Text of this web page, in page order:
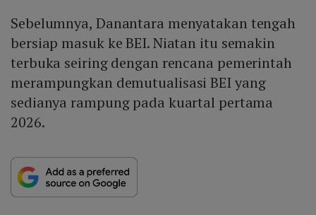
Sebelumnya, Danantara menyatakan tengah
bersiap masuk ke BEI. Niatan itu semakin
terbuka seiring dengan rencana pemerintah
merampungkan demutualisasi BEI yang
sedianya rampung pada kuartal pertama
2026.